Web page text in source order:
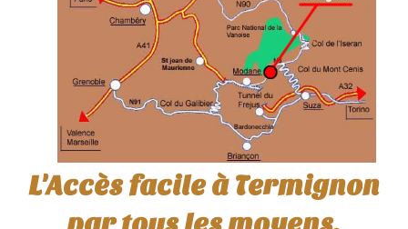
L'Accès facile à Termignon